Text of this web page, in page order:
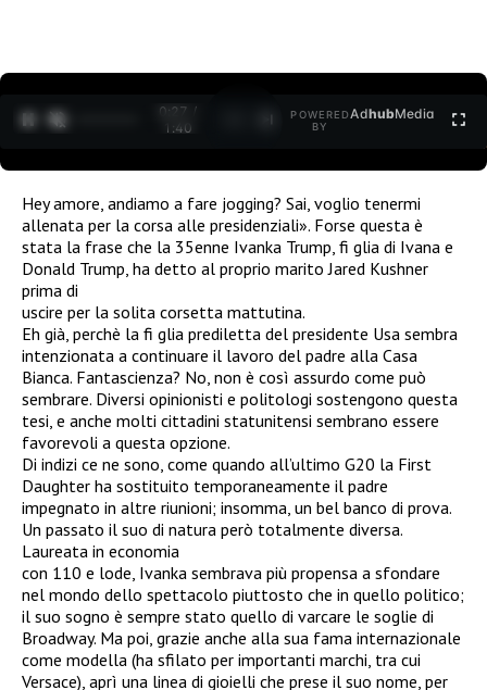
0:27 /
1:40
POWERED
BY
AdhubMedia
Hey amore, andiamo a fare jogging? Sai, voglio tenermi
allenata per la corsa alle presidenziali». Forse questa è
stata la frase che la 35enne Ivanka Trump, fi glia di Ivana e
Donald Trump, ha detto al proprio marito Jared Kushner
prima di
uscire per la solita corsetta mattutina.
Eh già, perchè la fi glia prediletta del presidente Usa sembra
intenzionata a continuare il lavoro del padre alla Casa
Bianca. Fantascienza? No, non è così assurdo come può
sembrare. Diversi opinionisti e politologi sostengono questa
tesi, e anche molti cittadini statunitensi sembrano essere
favorevoli a questa opzione.
Di indizi ce ne sono, come quando all’ultimo G20 la First
Daughter ha sostituito temporaneamente il padre
impegnato in altre riunioni; insomma, un bel banco di prova.
Un passato il suo di natura però totalmente diversa.
Laureata in economia
con 110 e lode, Ivanka sembrava più propensa a sfondare
nel mondo dello spettacolo piuttosto che in quello politico;
il suo sogno è sempre stato quello di varcare le soglie di
Broadway. Ma poi, grazie anche alla sua fama internazionale
come modella (ha sfilato per importanti marchi, tra cui
Versace), aprì una linea di gioielli che prese il suo nome, per